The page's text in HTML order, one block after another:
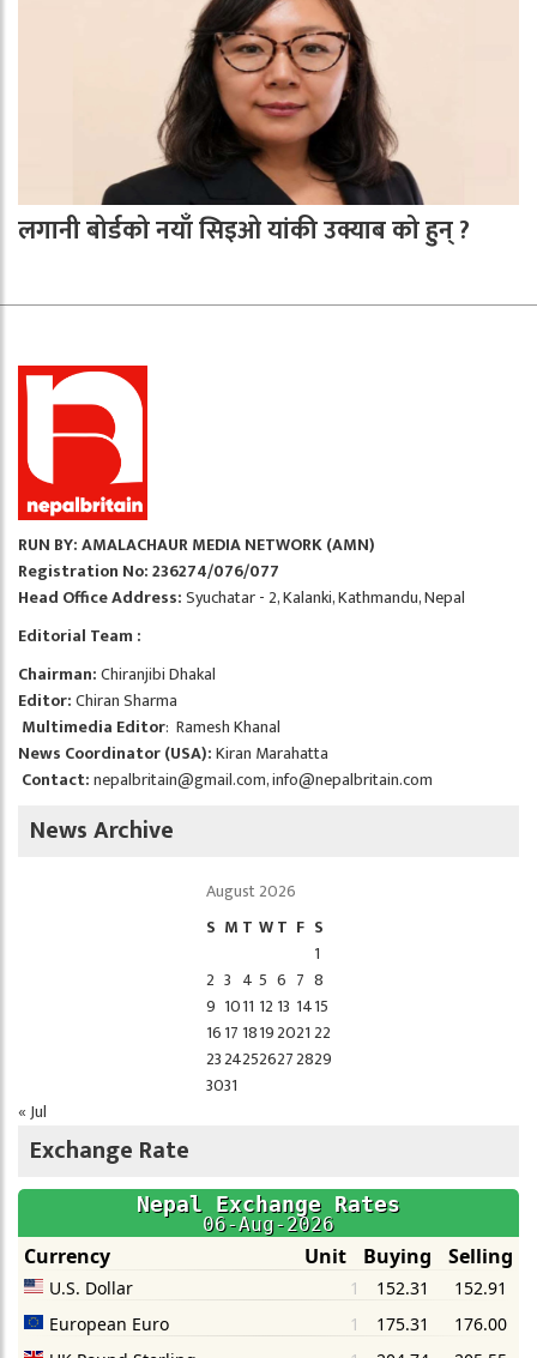
लगानी बोर्डको नयाँ सिइओ यांकी उक्याब को हुन् ?
RUN BY: AMALACHAUR MEDIA NETWORK (AMN)
Registration No: 236274/076/077
Head Office Address:Syuchatar - 2, Kalanki, Kathmandu, Nepal
Editorial Team :
Chairman:Chiranjibi Dhakal
Editor:Chiran Sharma
Multimedia Editor: Ramesh Khanal
News Coordinator (USA):Kiran Marahatta
Contact:nepalbritain@gmail.com,info@nepalbritain.com
News Archive
August 2026
S M T WT F S
1
2 3 4 5 6 7 8
9 1011 12 13 1415
1617 1819202122
23242526272829
3031
« Jul
Exchange Rate